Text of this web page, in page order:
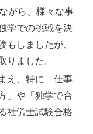
がら、様々な事
学での挑戦を決
もしましたが、
りました。
え、特に「仕事
」や「独学で合
社労士試験合格